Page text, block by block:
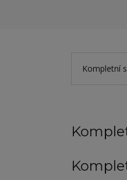
Kompletní